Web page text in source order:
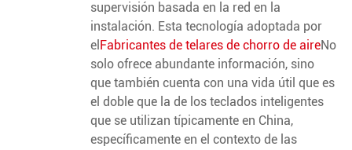
supervisión basada en la red en la
instalación. Esta tecnología adoptada por
el Fabricantes de telares de chorro de aireNo
solo ofrece abundante información, sino
que también cuenta con una vida útil que es
el doble que la de los teclados inteligentes
que se utilizan típicamente en China,
específicamente en el contexto de las